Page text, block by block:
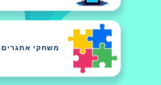
משחקי אתגרים